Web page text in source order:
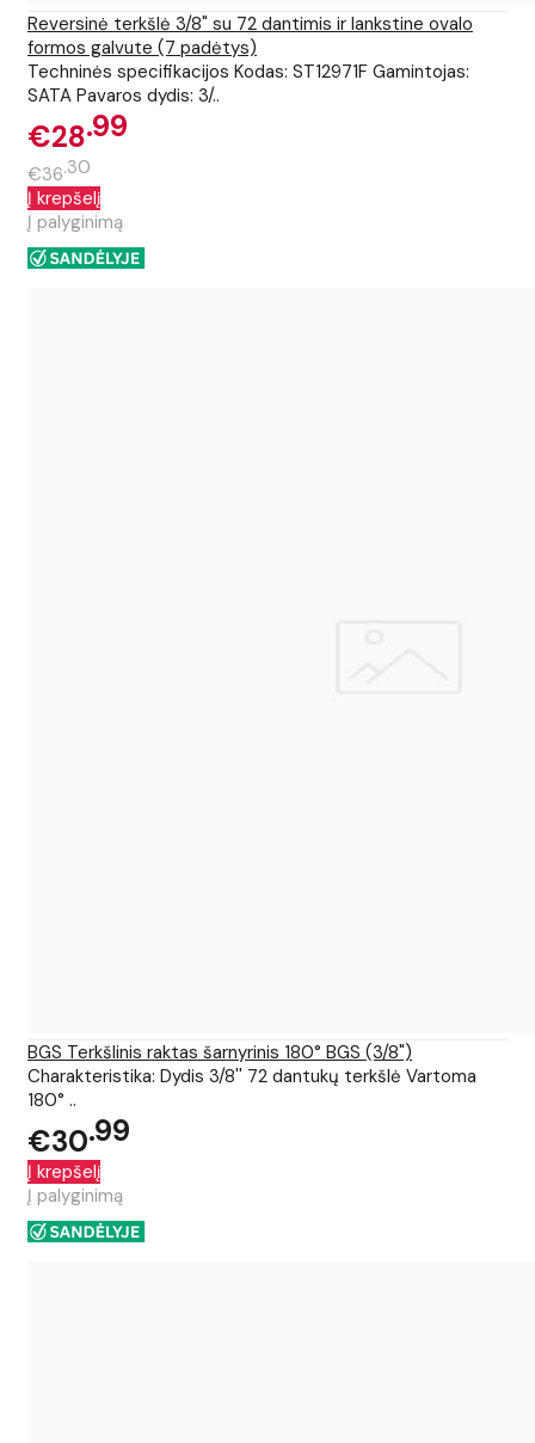
Reversinė terkšlė 3/8" su 72 dantimis ir lankstine ovalo
formos galvute (7 padėtys)
Techninės specifikacijos Kodas: ST12971F Gamintojas:
SATA Pavaros dydis: 3/..
€28 99
€36 30
Į krepšelį
Į palyginimą
BGS Terkšlinis raktas šarnyrinis 180° BGS (3/8")
Charakteristika: Dydis 3/8'' 72 dantukų terkšlė Vartoma
180° ..
€30 99
Į krepšelį
Į palyginimą